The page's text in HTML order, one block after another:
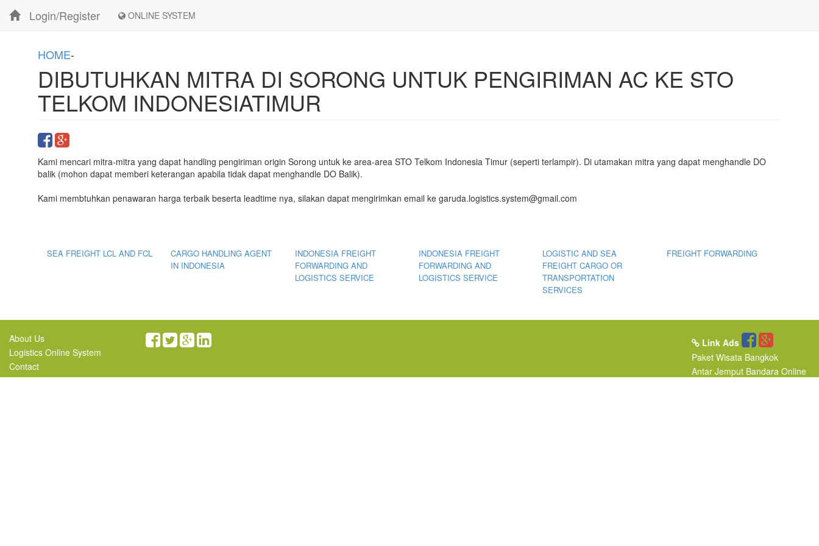
Login/Register ONLINE SYSTEM
HOME-
DIBUTUHKAN MITRA DI SORONG UNTUK PENGIRIMAN AC KE STO
TELKOM INDONESIATIMUR
Kami mencari mitra-mitra yang dapat handling pengiriman origin Sorong untuk ke area-area STO Telkom Indonesia Timur (seperti terlampir). Di utamakan mitra yang dapat menghandle DO
balik (mohon dapat memberi keterangan apabila tidak dapat menghandle DO Balik).
Kami membtuhkan penawaran harga terbaik beserta leadtime nya, silakan dapat mengirimkan email ke garuda.logistics.system@gmail.com
SEA FREIGHT LCL AND FCL
CARGO HANDLING AGENT
IN INDONESIA
INDONESIA FREIGHT
FORWARDING AND
LOGISTICS SERVICE
INDONESIA FREIGHT
FORWARDING AND
LOGISTICS SERVICE
LOGISTIC AND SEA
FREIGHT CARGO OR
TRANSPORTATION
SERVICES
FREIGHT FORWARDING
About Us
Logistics Online System
Contact
Link Ads
Paket Wisata Bangkok
Antar Jemput Bandara Online